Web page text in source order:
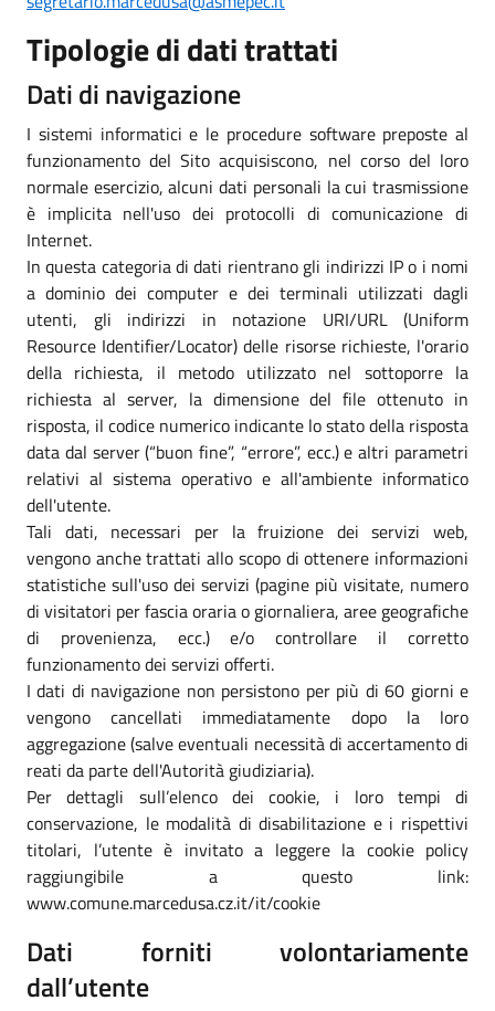
Tipologie di dati trattati
Dati di navigazione
I sistemi informatici e le procedure software preposte al
funzionamento del Sito acquisiscono, nel corso del loro
normale esercizio, alcuni dati personali la cui trasmissione
è implicita nell'uso dei protocolli di comunicazione di
Internet.
In questa categoria di dati rientrano gli indirizzi IP o i nomi
a dominio dei computer e dei terminali utilizzati dagli
utenti, gli indirizzi in notazione URI/URL (Uniform
Resource Identifier/Locator) delle risorse richieste, l'orario
della richiesta, il metodo utilizzato nel sottoporre la
richiesta al server, la dimensione del file ottenuto in
risposta, il codice numerico indicante lo stato della risposta
data dal server (“buon fine”, “errore”, ecc.) e altri parametri
relativi al sistema operativo e all'ambiente informatico
dell'utente.
Tali dati, necessari per la fruizione dei servizi web,
vengono anche trattati allo scopo di ottenere informazioni
statistiche sull'uso dei servizi (pagine più visitate, numero
di visitatori per fascia oraria o giornaliera, aree geografiche
di provenienza, ecc.) e/o controllare il corretto
funzionamento dei servizi offerti.
I dati di navigazione non persistono per più di 60 giorni e
vengono cancellati immediatamente dopo la loro
aggregazione (salve eventuali necessità di accertamento di
reati da parte dell'Autorità giudiziaria).
Per dettagli sull’elenco dei cookie, i loro tempi di
conservazione, le modalità di disabilitazione e i rispettivi
titolari, l’utente è invitato a leggere la cookie policy
raggiungibile a questo link:
www.comune.marcedusa.cz.it/it/cookie
Dati forniti volontariamente
dall’utente